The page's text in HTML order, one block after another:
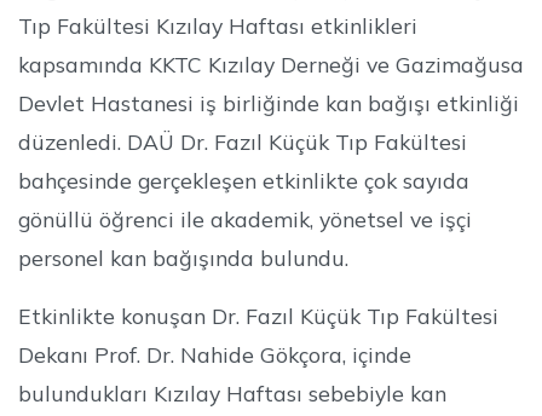
Tıp Fakültesi Kızılay Haftası etkinlikleri
kapsamında KKTC Kızılay Derneği ve Gazimağusa
Devlet Hastanesi iş birliğinde kan bağışı etkinliği
düzenledi. DAÜ Dr. Fazıl Küçük Tıp Fakültesi
bahçesinde gerçekleşen etkinlikte çok sayıda
gönüllü öğrenci ile akademik, yönetsel ve işçi
personel kan bağışında bulundu.
Etkinlikte konuşan Dr. Fazıl Küçük Tıp Fakültesi
Dekanı Prof. Dr. Nahide Gökçora, içinde
bulundukları Kızılay Haftası sebebiyle kan